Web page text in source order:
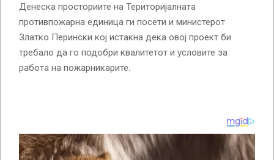
Денеска просториите на Територијалната
противпожарна единица ги посети и министерот
Златко Перински кој истакна дека овој проект би
требало да го подобри квалитетот и условите за
работа на пожарникарите.